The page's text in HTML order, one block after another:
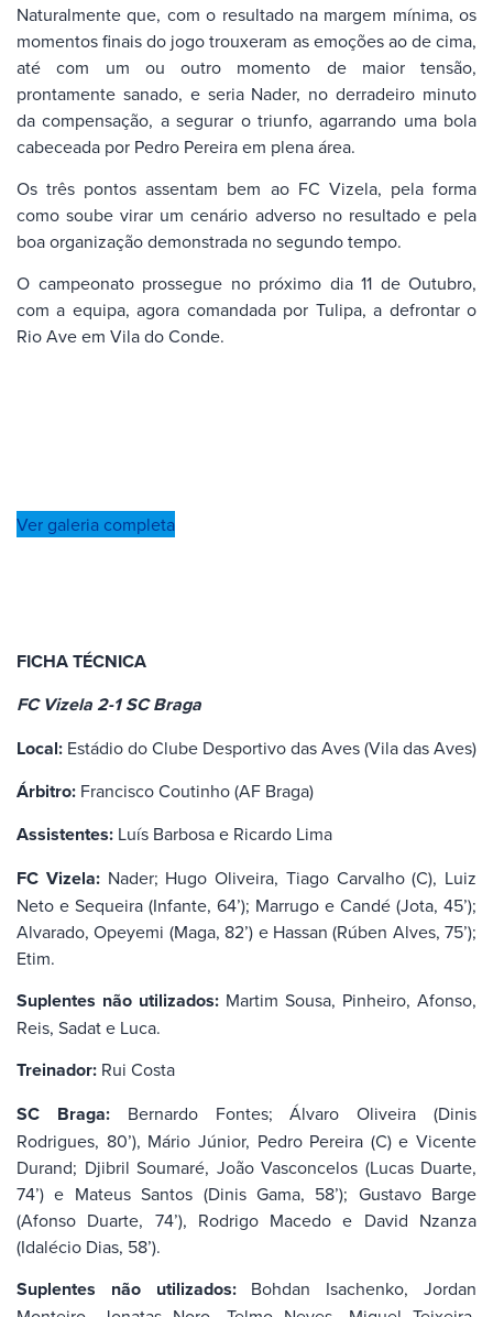
Naturalmente que, com o resultado na margem mínima, os
momentos finais do jogo trouxeram as emoções ao de cima,
até com um ou outro momento de maior tensão,
prontamente sanado, e seria Nader, no derradeiro minuto
da compensação, a segurar o triunfo, agarrando uma bola
cabeceada por Pedro Pereira em plena área.
Os três pontos assentam bem ao FC Vizela, pela forma
como soube virar um cenário adverso no resultado e pela
boa organização demonstrada no segundo tempo.
O campeonato prossegue no próximo dia 11 de Outubro,
com a equipa, agora comandada por Tulipa, a defrontar o
Rio Ave em Vila do Conde.
Ver galeria completa
FICHA TÉCNICA
FC Vizela 2-1 SC Braga
Local: Estádio do Clube Desportivo das Aves (Vila das Aves)
Árbitro: Francisco Coutinho (AF Braga)
Assistentes: Luís Barbosa e Ricardo Lima
FC Vizela:Nader; Hugo Oliveira, Tiago Carvalho (C), Luiz
Neto e Sequeira (Infante, 64’); Marrugo e Candé (Jota, 45’);
Alvarado, Opeyemi (Maga, 82’) e Hassan (Rúben Alves, 75’);
Etim.
Suplentes não utilizados: Martim Sousa, Pinheiro, Afonso,
Reis, Sadat e Luca.
Treinador: Rui Costa
SC Braga:Bernardo Fontes; Álvaro Oliveira (Dinis
Rodrigues, 80’), Mário Júnior, Pedro Pereira (C) e Vicente
Durand; Djibril Soumaré, João Vasconcelos (Lucas Duarte,
74’) e Mateus Santos (Dinis Gama, 58’); Gustavo Barge
(Afonso Duarte, 74’), Rodrigo Macedo e David Nzanza
(Idalécio Dias, 58’).
Suplentes não utilizados:Bohdan Isachenko, Jordan